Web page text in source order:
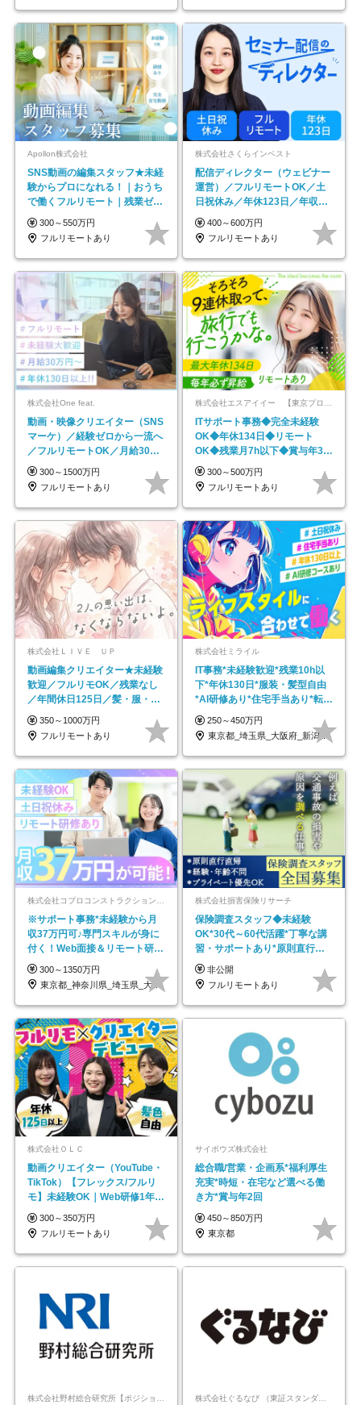
Apollon株式会社
SNS動画の編集スタッフ★未経
験からプロになれる！｜おうち
で働くフルリモート｜残業ゼロ
で18時退勤◎
300～550万円
フルリモートあり
株式会社さくらインベスト
配信ディレクター（ウェビナー
運営）／フルリモートOK／土
日祝休み／年休123日／年収
600万円可
400～600万円
フルリモートあり
株式会社One feat.
動画・映像クリエイター（SNS
マーケ）／経験ゼロから一流へ
／フルリモートOK／月給30万
円～／年休130日以上
300～1500万円
フルリモートあり
ITサポート事務◆完全未経験
OK◆年休134日◆リモート
OK◆残業月7h以下◆賞与年3回
◆5年目まで必ず昇給
300～500万円
フルリモートあり
株式会社ＬＩＶＥ ＵＰ
動画編集クリエイター★未経験
歓迎／フルリモOK／残業なし
／年間休日125日／髪・服・ネ
イル自由／研修充実で安心
350～1000万円
フルリモートあり
株式会社ミライル
IT事務*未経験歓迎*残業10h以
下*年休130日*服装・髪型自由
*AI研修あり*住宅手当あり*転勤
なし
250～450万円
東京都_埼玉県_大阪府_新潟県_福岡県
※サポート事務*未経験から月
収37万円可♪専門スキルが身に
付く！Web面接＆リモート研修
も充実♪/a
300～1350万円
東京都_神奈川県_埼玉県_大阪府_愛知県…
株式会社損害保険リサーチ
保険調査スタッフ◆未経験
OK*30代～60代活躍*丁寧な講
習・サポートあり*原則直行直
帰／全国募集・業務委託
非公開
フルリモートあり
株式会社ＯＬＣ
動画クリエイター（YouTube・
TikTok）【フレックス/フルリ
モ】未経験OK｜Web研修1年間
｜副業OK
300～350万円
フルリモートあり
サイボウズ株式会社
総合職/営業・企画系*福利厚生
充実*時短・在宅など選べる働
き方*賞与年2回
450～850万円
東京都
株式会社ぐるなび （東証スタンダード上場）